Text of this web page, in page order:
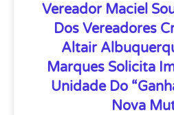
Vereador Maciel
Dos Vereadores
Altair
Marques Solicita
Unidade Do
Nova